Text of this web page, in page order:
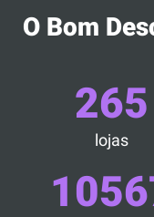
O Bom
265
lojas